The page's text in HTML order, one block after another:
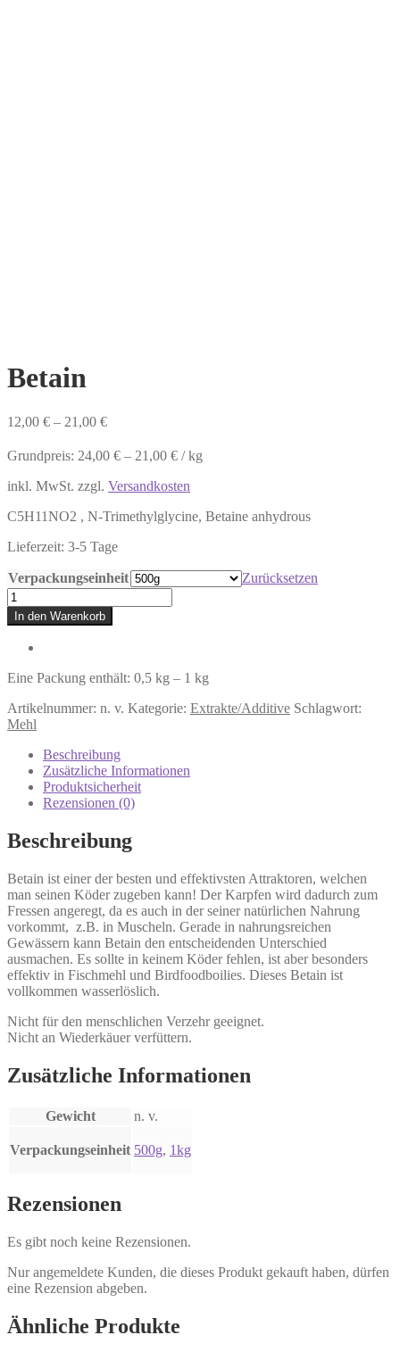
Betain
12,00 € – 21,00 €
Grundpreis: 24,00 € – 21,00 € /kg
inkl. MwSt. zzgl. Versandkosten
C5H11NO2 , N-Trimethylglycine, Betaine anhydrous
Lieferzeit: 3-5 Tage
Verpackungseinheit
Zurücksetzen
Betain
Menge
In den Warenkorb
Eine Packung enthält: 0,5 kg – 1 kg
Artikelnummer: n. v. Kategorie: Extrakte/Additive Schlagwort:
Mehl
Beschreibung
Zusätzliche Informationen
Produktsicherheit
Rezensionen (0)
Beschreibung
Betain ist einer der besten und effektivsten Attraktoren, welchen
man seinen Köder zugeben kann! Der Karpfen wird dadurch zum
Fressen angeregt, da es auch in der seiner natürlichen Nahrung
vorkommt, z.B. in Muscheln. Gerade in nahrungsreichen
Gewässern kann Betain den entscheidenden Unterschied
ausmachen. Es sollte in keinem Köder fehlen, ist aber besonders
effektiv in Fischmehl und Birdfoodboilies. Dieses Betain ist
vollkommen wasserlöslich.
Nicht für den menschlichen Verzehr geeignet.
Nicht an Wiederkäuer verfüttern.
Zusätzliche Informationen
Gewicht n. v.
Verpackungseinheit 500g, 1kg
Rezensionen
Es gibt noch keine Rezensionen.
Nur angemeldete Kunden, die dieses Produkt gekauft haben, dürfen
eine Rezension abgeben.
Ähnliche Produkte